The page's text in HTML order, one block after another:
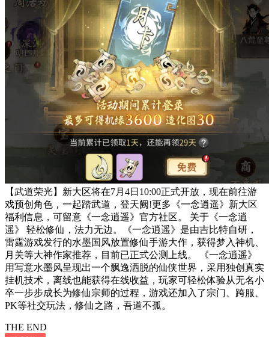
【武道荣光】新大区将在7月4日10:00正式开放，现在前往游
戏预创角色，一起踏武道，登天阙!更多《一念逍遥》新大区
福利信息，可留意《一念逍遥》官方社区。 关于《一念逍
遥》 轻松修仙，法力无边。《一念逍遥》是由吉比特自研，
雷霆游戏发行的水墨国风放置修仙手游大作，获得梦入神机、
月关等大神作家推荐，目前已正式公测上线。 《一念逍遥》
用写意水墨风呈现出一个飘逸洒脱的仙侠世界，采用独创真实
挂机技术，离线也能获得在线收益，玩家可轻松体验从无名小
卒一步步成长为修仙宗师的过程，游戏还加入了宗门、跨服、
PK等社交玩法，修仙之路，吾道不孤。
THE END